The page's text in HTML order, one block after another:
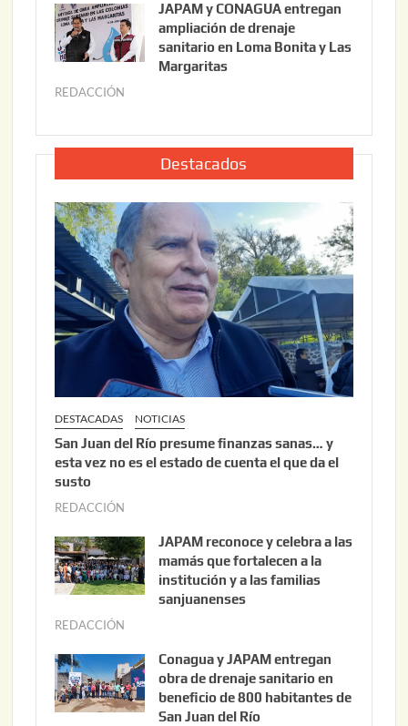
2
0
l
i
o
,
0
2
6
JAPAM y CONAGUA entregan
ampliación de drenaje
sanitario en Loma Bonita y Las
Margaritas
REDACCIÓN
l
o
2
2
,
2
6
Destacados
DESTACADAS NOTICIAS
San Juan del Río presume finanzas sanas… y
esta vez no es el estado de cuenta el que da el
susto
REDACCIÓN
o
s
t
,
2
0
JAPAM reconoce y celebra a las
mamás que fortalecen a la
institución y a las familias
sanjuanenses
REDACCIÓN
n
i
o
Conagua y JAPAM entregan
obra de drenaje sanitario en
beneficio de 800 habitantes de
San Juan del Río